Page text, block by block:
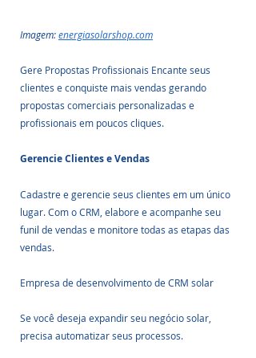
Imagem: energiasolarshop.com
Gere Propostas Profissionais Encante seus
clientes e conquiste mais vendas gerando
propostas comerciais personalizadas e
profissionais em poucos cliques.
Gerencie Clientes e Vendas
Cadastre e gerencie seus clientes em um único
lugar. Com o CRM, elabore e acompanhe seu
funil de vendas e monitore todas as etapas das
vendas.
Empresa de desenvolvimento de CRM solar
Se você deseja expandir seu negócio solar,
precisa automatizar seus processos.